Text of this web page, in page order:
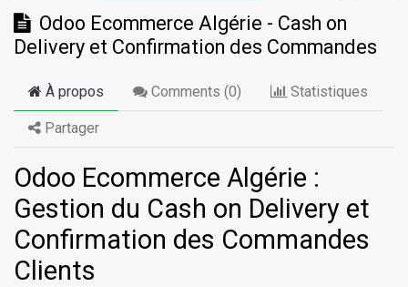
Odoo Ecommerce Algérie - Cash on
Delivery et Confirmation des Commandes
À propos Comments (0) Statistiques
Partager
Odoo Ecommerce Algérie :
Gestion du Cash on Delivery et
Confirmation des Commandes
Clients